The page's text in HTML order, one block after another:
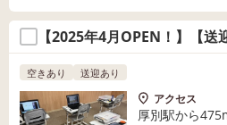
【2025年4月OPEN！】【
空きあり 送迎あり
アクセス
厚別駅から